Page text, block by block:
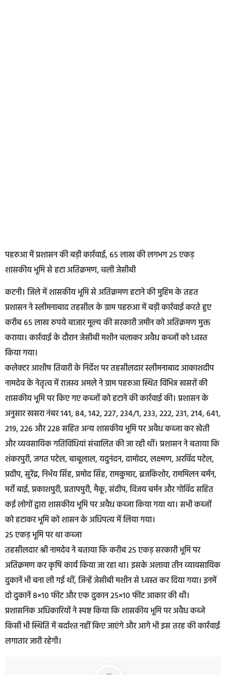
पहरुआ में प्रशासन की बड़ी कार्रवाई, 65 लाख की लगभग 25 एकड़
शासकीय भूमि से हटा अतिक्रमण, चली जेसीबी
कटनी। जिले में शासकीय भूमि से अतिक्रमण हटाने की मुहिम के तहत
प्रशासन ने स्लीमनाबाद तहसील के ग्राम पहरुआ में बड़ी कार्रवाई करते हुए
करीब 65 लाख रुपये बाजार मूल्य की सरकारी जमीन को अतिक्रमण मुक्त
कराया। कार्रवाई के दौरान जेसीबी मशीन चलाकर अवैध कब्जों को ध्वस्त
किया गया।
कलेक्टर आशीष तिवारी के निर्देश पर तहसीलदार स्लीमनाबाद आकाशदीप
नामदेव के नेतृत्व में राजस्व अमले ने ग्राम पहरुआ स्थित विभिन्न खसरों की
शासकीय भूमि पर किए गए कब्जों को हटाने की कार्रवाई की। प्रशासन के
अनुसार खसरा नंबर 141, 84, 142, 227, 234/1, 233, 222, 231, 214, 641,
219, 226 और 228 सहित अन्य शासकीय भूमि पर अवैध कब्जा कर खेती
और व्यवसायिक गतिविधियां संचालित की जा रही थीं। प्रशासन ने बताया कि
शंकरपुरी, जगत पटेल, बाबूलाल, यदुनंदन, दामोदर, लक्ष्मण, अरविंद पटेल,
प्रदीप, सुरेंद्र, निर्भय सिंह, प्रमोद सिंह, रामकुमार, ब्रजकिशोर, राममिलन बर्मन,
मर्रो बाई, प्रकाशपुरी, प्रतापपुरी, मैकू, संदीप, विजय बर्मन और गोविंद सहित
कई लोगों द्वारा शासकीय भूमि पर अवैध कब्जा किया गया था। सभी कब्जों
को हटाकर भूमि को शासन के अधिपत्य में लिया गया।
25 एकड़ भूमि पर था कब्जा
तहसीलदार श्री नामदेव ने बताया कि करीब 25 एकड़ सरकारी भूमि पर
अतिक्रमण कर कृषि कार्य किया जा रहा था। इसके अलावा तीन व्यावसायिक
दुकानें भी बना ली गई थीं, जिन्हें जेसीबी मशीन से ध्वस्त कर दिया गया। इनमें
दो दुकानें 8×10 फीट और एक दुकान 25×10 फीट आकार की थी।
प्रशासनिक अधिकारियों ने स्पष्ट किया कि शासकीय भूमि पर अवैध कब्जे
किसी भी स्थिति में बर्दाश्त नहीं किए जाएंगे और आगे भी इस तरह की कार्रवाई
लगातार जारी रहेगी।